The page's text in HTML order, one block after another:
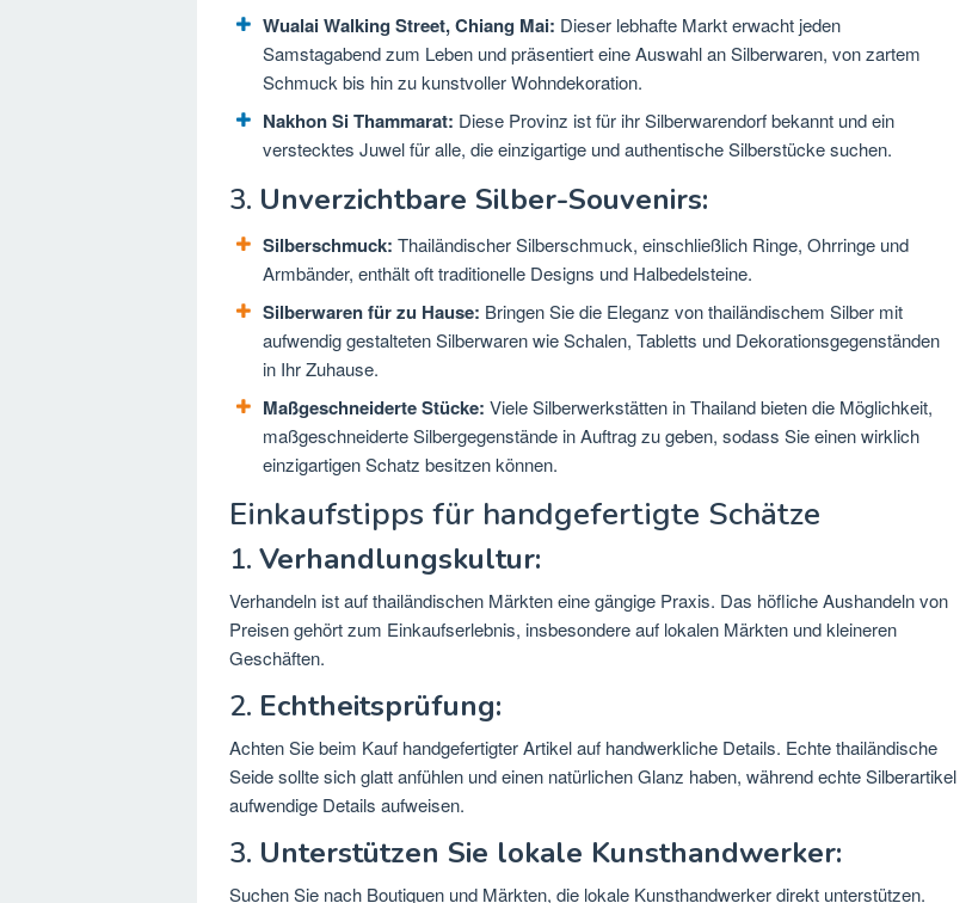
Wualai Walking Street, Chiang Mai: Dieser lebhafte Markt erwacht jeden
Samstagabend zum Leben und präsentiert eine Auswahl an Silberwaren, von zartem
Schmuck bis hin zu kunstvoller Wohndekoration.
Nakhon Si Thammarat: Diese Provinz ist für ihr Silberwarendorf bekannt und ein
verstecktes Juwel für alle, die einzigartige und authentische Silberstücke suchen.
3. Unverzichtbare Silber-Souvenirs:
Silberschmuck: Thailändischer Silberschmuck, einschließlich Ringe, Ohrringe und
Armbänder, enthält oft traditionelle Designs und Halbedelsteine.
Silberwaren für zu Hause: Bringen Sie die Eleganz von thailändischem Silber mit
aufwendig gestalteten Silberwaren wie Schalen, Tabletts und Dekorationsgegenständen
in Ihr Zuhause.
Maßgeschneiderte Stücke: Viele Silberwerkstätten in Thailand bieten die Möglichkeit,
maßgeschneiderte Silbergegenstände in Auftrag zu geben, sodass Sie einen wirklich
einzigartigen Schatz besitzen können.
Einkaufstipps für handgefertigte Schätze
1. Verhandlungskultur:
Verhandeln ist auf thailändischen Märkten eine gängige Praxis. Das höfliche Aushandeln von
Preisen gehört zum Einkaufserlebnis, insbesondere auf lokalen Märkten und kleineren
Geschäften.
2. Echtheitsprüfung:
Achten Sie beim Kauf handgefertigter Artikel auf handwerkliche Details. Echte thailändische
Seide sollte sich glatt anfühlen und einen natürlichen Glanz haben, während echte Silberartikel
aufwendige Details aufweisen.
3. Unterstützen Sie lokale Kunsthandwerker:
Suchen Sie nach Boutiquen und Märkten, die lokale Kunsthandwerker direkt unterstützen.